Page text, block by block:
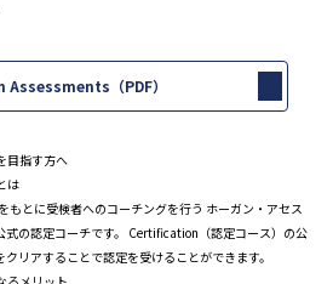
Assessments（PDF）
目指す方へ
は
もとに受検者へのコーチングを行う ホーガン・アセス
式の認定コーチです。 Certification（認定コース）の公
リアすることで認定を受けることができます。